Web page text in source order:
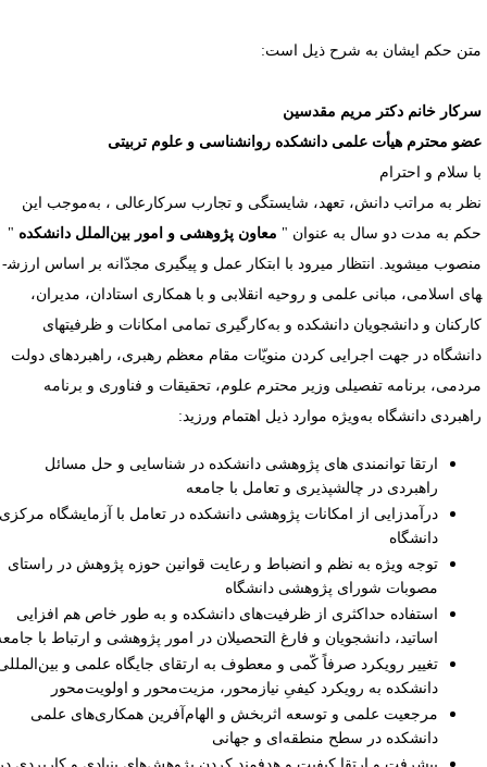
حکم ایشان به شرح ذیل است:
خانم دکتر مریم مقدسین
محترم هیأت علمی دانشکده روانشناسی و علوم تربیتی
سلام و احترام
به‌ مراتب دانش، تعهد، شایستگی و تجارب سرکارعالی ، به‌موجب این
به مدت دو سال به عنوان " معاون پژوهشی و امور بین‌الملل دانشکده"
می­شوید. انتظار می­رود با ابتکار عمل و پیگیری مجدّانه بر اساس ارزش­
اسلامی، مبانی علمی و روحیه انقلابی و با همکاری استادان، مدیران،
و دانشجویان دانشکده و به‌کارگیری تمامی امکانات و ظرفیت­های
در جهت اجرایی کردن منویّات مقام معظم رهبری، راهبردهای دولت
برنامه تفصیلی وزیر محترم علوم، تحقیقات و فناوری و برنامه
دانشگاه به‌ویژه موارد ذیل اهتمام ورزید:
ارتقا توانمندی های پژوهشی دانشکده در شناسایی و حل مسائل
راهبردی در چالش­پذیری و تعامل با جامعه
درآمدزایی از امکانات پژوهشی دانشکده در تعامل با آزمایشگاه مرکزی
دانشگاه
توجه ویژه به نظم و انضباط و رعایت قوانین حوزه پژوهش در راستای
مصوبات شورای پژوهشی دانشگاه
استفاده حداکثری از ظرفیت‌های دانشکده و به طور خاص هم افزایی
اساتید، دانشجویان و فارغ التحصیلان در امور پژوهشی و ارتباط با جامعه
تغییر رویکرد صرفاً کّمی و معطوف به ارتقای جایگاه علمی و بین‌المللی
دانشکده به رویکرد کیفیِ نیازمحور، مزیت‌محور و اولویت‌محور
مرجعیت علمی و توسعه اثربخش و الهام‌آفرین همکاری‌های علمی
دانشکده در سطح منطقه‌ای و جهانی